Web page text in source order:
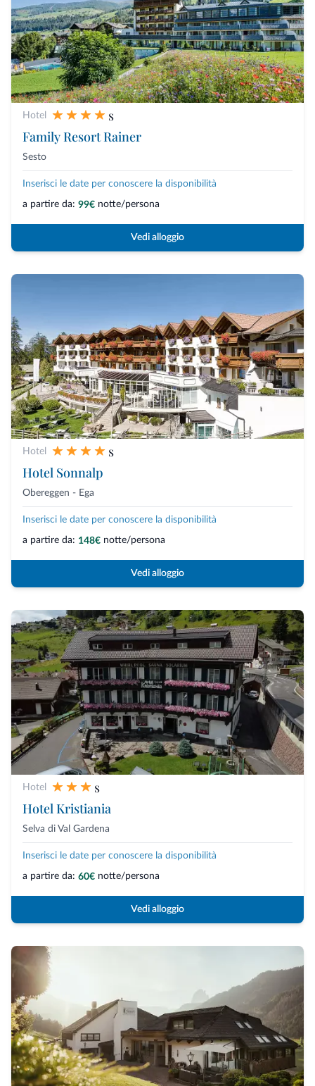
Hotel
s
Family Resort Rainer
Sesto
Inserisci le date per conoscere la disponibilità
a partire da: 99€ notte/persona
Vedi alloggio
Hotel
s
Hotel Sonnalp
Obereggen - Ega
Inserisci le date per conoscere la disponibilità
a partire da: 148€ notte/persona
Vedi alloggio
Hotel
s
Hotel Kristiania
Selva di Val Gardena
Inserisci le date per conoscere la disponibilità
a partire da: 60€ notte/persona
Vedi alloggio